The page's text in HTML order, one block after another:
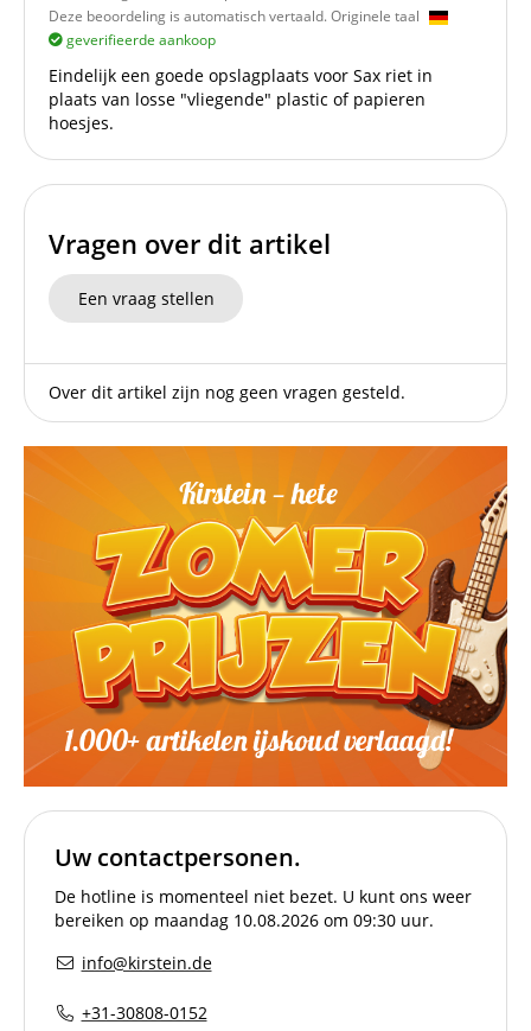
Deze beoordeling is automatisch vertaald. Originele taal
geverifieerde aankoop
Eindelijk een goede opslagplaats voor Sax riet in
plaats van losse "vliegende" plastic of papieren
hoesjes.
Vragen over dit artikel
Een vraag stellen
Over dit artikel zijn nog geen vragen gesteld.
Uw contactpersonen.
De hotline is momenteel niet bezet. U kunt ons weer
bereiken op maandag 10.08.2026 om 09:30 uur.
info@kirstein.de
+31-30808-0152